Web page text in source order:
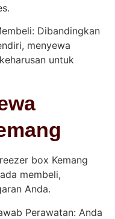
Dibandingkan
menyewa
untuk
box Kemang
membeli,
Anda.
Perawatan: Anda